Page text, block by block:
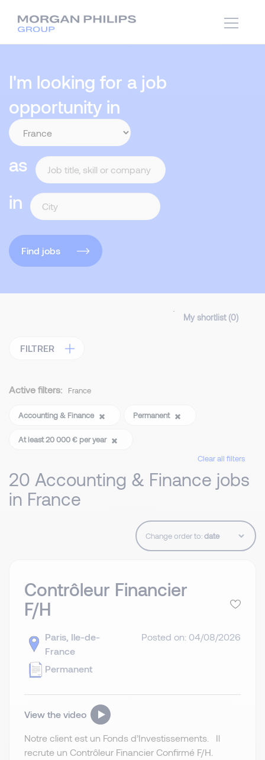
I'm looking for a job
opportunity in
as
in
Find jobs
My shortlist (0)
FILTRER
Active filters: France
Accounting & Finance Permanent
At least 20 000 € per year
Clear all filters
20 Accounting & Finance jobs
in France
Change order to:
Contrôleur Financier
F/H
Paris, Ile-de-
France
Permanent
Posted on: 04/08/2026
View the video
Notre client est un Fonds d’Investissements. Il
recrute un Contrôleur Financier Confirmé F/H.